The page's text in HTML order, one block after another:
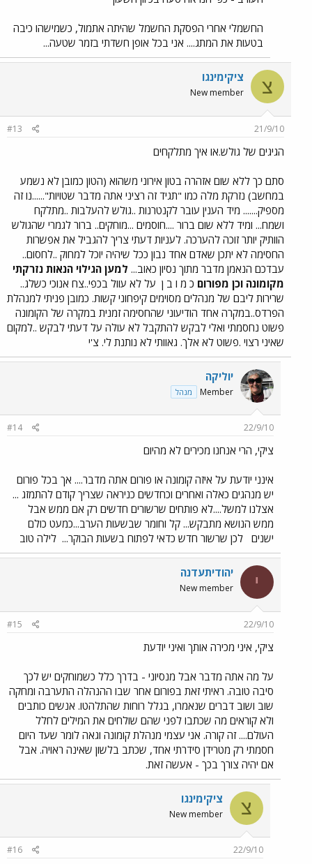
החשמלי אחרי הפסקת החשמל שהיתה אתמול, כשמישהו כיבה
בטעות את המתג.... אני בכל אופן חשדתי בזמר שטעה...
צ ציקימינגו
New member
21/9/10
#13
הגיגים של גולש.או איך מתלקחים
סתם כך ללא שום אזהרה בטון אירוני משהוא (הטון כמובן לא נשמע
במחשב) נזרקת מלה כמו "תגיד זה רציני אתה מדבר שטויות"......נו זה
מספיק....... מיד הענין עובר לקנטרנות ..גולש להעלבות ..מתלקח
ושמח... ומיד ללא שום ברור ....חוסמים ...מוחקים.. ברור לגמרי שהגולש
הוותיק יותר זוכה להערכה. לעניות דעתי צריך להגביל את אפשרות
החסימה לא יתכן שאדם אחד נבון ככל שיהיה יוכל למחוק ..לחסום..
עבדכם הנאמן מדבר מתוך נסיון כאוב... למען הגילוי הנאות נזרקתי
מקומונה וכן מפורום כ מ ו ב ן על לא עוול בכפי..צח אנוכי כשלג..
שרירות ליבם של מנהלים מסוימים קיפחוני קשות. כמובן פניתי למנהלת
הפרדס..במקרה אחד הודיעוני שהחסימה זמנית במקרה של הקומונה
פשוט נחסמתי ואלי לבקש להתקבל לא עולה על דעתי לבקש ..למקום
שאיני רצוי .פשוט לא אלך. גאוותי לא נותנת לי. צ'י
יוליקה
Member מנהל
22/9/10
#14
ציקי, הרי אנחנו מכירים לא מהיום
אינני יודעת על איזה קומונה או פורום אתה מדבר.... אך בכל פורום
יש מנהגים כאלה ואחרים וכחדשים כניראה שצריך קודם להתמזג ...
אצלנו למשל....לא פותחים שרשורים חדשים רק אם ממש אבל
ממש הנושא מתבקש... קל וחומר שבשעות הערב...כמעט כולם
ישנים לכן שרשור חדש כדאי לפתוח בשעות הבוקר... לילה טוב
י יהודיתעדנה
New member
22/9/10
#15
ציקי, איני מכירה אותך ואיני יודעת
על מה אתה מדבר אבל מנסיוני - בדרך כלל כשמוחקים יש לכך
סיבה טובה. ראיתי זאת בפורום אחר שבו ההנהלה התערבה ומחקה
שוב ושוב דברים שנאמרו, בגלל רוחות שהתלהטו. אנשים כותבים
ולא קוראים מה שכתבו לפני שהם שולחים את המילים לחלל
העולם.... זה קורה. אני עצמי מנהלת קומונה וגאה לומר שעד היום
חסמתי רק מטרידן סידרתי אחד, שכתב בלשון שאינה ראויה. אבל
אם יהיה צורך בכך - אעשה זאת.
צ ציקימינגו
New member
22/9/10
#16